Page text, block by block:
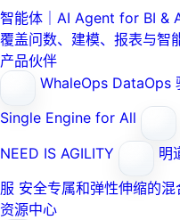
智能体｜AI Agent for BI &
覆盖问数、建模、报表与智
产品伙伴
WhaleOps DataOps
Single Engine for All
NEED IS AGILITY
明
服 安全专属和弹性伸缩的
资源中心